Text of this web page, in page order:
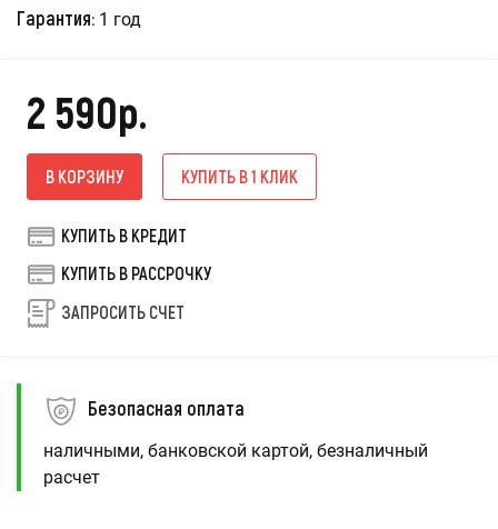
Гарантия: 1 год
2 590р.
В КОРЗИНУ КУПИТЬ В 1 КЛИК
КУПИТЬ В КРЕДИТ
КУПИТЬ В РАССРОЧКУ
ЗАПРОСИТЬ СЧЕТ
Безопасная оплата
наличными, банковской картой, безналичный
расчет